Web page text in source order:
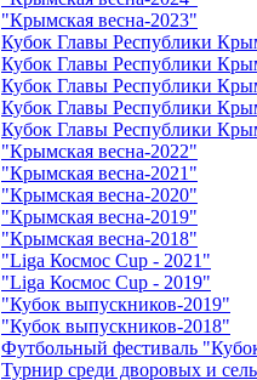
"Крымская весна-2023"
Кубок Главы Республики
Кубок Главы Республики
Кубок Главы Республики
Кубок Главы Республики
Кубок Главы Республики
"Крымская весна-2022"
"Крымская весна-2021"
"Крымская весна-2020"
"Крымская весна-2019"
"Крымская весна-2018"
"Liga Космос Cup - 2021"
"Liga Космос Cup - 2019"
"Кубок выпускников-2019"
"Кубок выпускников-2018"
Футбольный фестиваль
Турнир среди дворовых и